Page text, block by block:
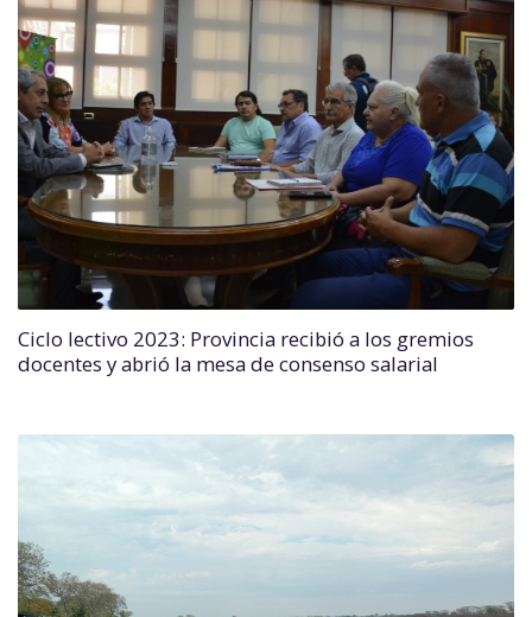
Ciclo lectivo 2023: Provincia recibió a los gremios
docentes y abrió la mesa de consenso salarial